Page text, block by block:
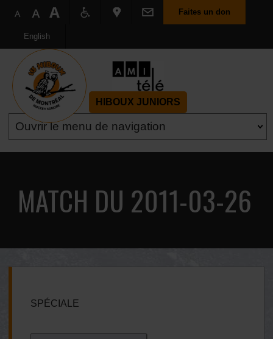
Faites un don
English
HIBOUX JUNIORS
MATCH DU 2011-03-26
SPÉCIALE